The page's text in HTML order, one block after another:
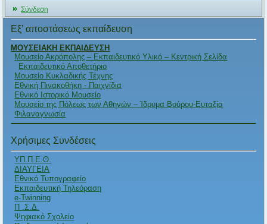
Σύνδεση
Εξ’ αποστάσεως εκπαίδευση
ΜΟΥΣΕΙΑΚΗ ΕΚΠΑΙΔΕΥΣΗ
Μουσείο Ακρόπολης – Εκπαιδευτικό Υλικό – Κεντρική Σελίδα
Εκπαιδευτικό Αποθετήριο
Μουσείο Κυκλαδικής Τέχνης
Εθνική Πινακοθήκη - Παιχνίδια
Εθνικό Ιστορικό Μουσείο
Μουσείο της Πόλεως των Αθηνών – Ίδρυμα Βούρου-Ευταξία
Φιλαναγνωσία
Χρήσιμες Συνδέσεις
ΥΠ.Π.Ε.Θ.
ΔΙΑΥΓΕΙΑ
Εθνικό Τυπογραφείο
Εκπαιδευτική Τηλεόραση
e-Twinning
Π .Σ.Δ.
Ψηφιακό Σχολείο